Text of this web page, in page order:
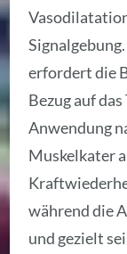
erfordert die
Bezug auf
Anwendung
Muskelkater
während die
und gezielt